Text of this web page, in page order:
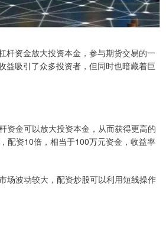
杆资金放大投资本金，参与期货交易的一
益吸引了众多投资者，但同时也暗藏着巨
资金可以放大投资本金，从而获得更高的
配资10倍，相当于100万元资金，收益率
场波动较大，配资炒股可以利用短线操作